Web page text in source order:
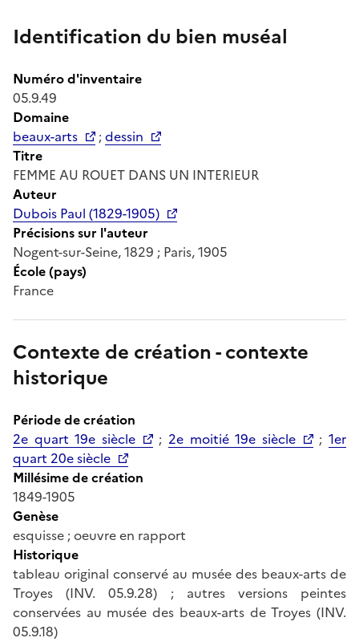
Identification du bien muséal
Numéro d'inventaire
05.9.49
Domaine
beaux-arts
;dessin
Titre
FEMME AU ROUET DANS UN INTERIEUR
Auteur
Dubois Paul (1829-1905)
Précisions sur l'auteur
Nogent-sur-Seine, 1829 ; Paris, 1905
École (pays)
France
Contexte de création - contexte
historique
Période de création
2e quart 19e siècle
; 2e moitié 19e siècle ;1er
quart 20e siècle
Millésime de création
1849-1905
Genèse
esquisse ; oeuvre en rapport
Historique
tableau original conservé au musée des beaux-arts de
Troyes (INV. 05.9.28) ; autres versions peintes
conservées au musée des beaux-arts de Troyes (INV.
05.9.18)